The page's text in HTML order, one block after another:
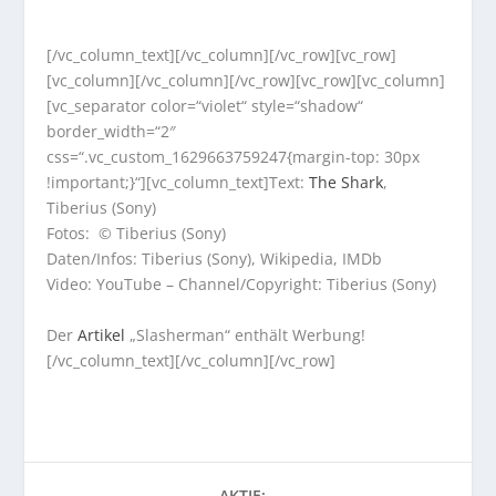
[/vc_column_text][/vc_column][/vc_row][vc_row]
[vc_column][/vc_column][/vc_row][vc_row][vc_column]
[vc_separator color=“violet“ style=“shadow“
border_width=“2″
css=“.vc_custom_1629663759247{margin-top: 30px
!important;}“][vc_column_text]Text:The Shark,
Tiberius (Sony)
Fotos: © Tiberius (Sony)
Daten/Infos: Tiberius (Sony), Wikipedia, IMDb
Video: YouTube – Channel/Copyright: Tiberius (Sony)
DerArtikel „Slasherman“ enthält Werbung!
[/vc_column_text][/vc_column][/vc_row]